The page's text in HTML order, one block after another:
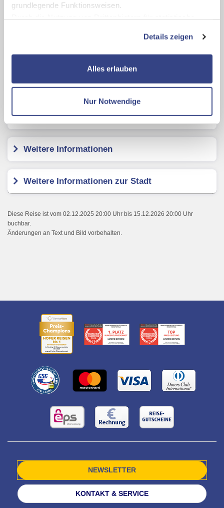
grundlegende Funktionsweisen.
zusätzliche Dienste bzw. Technologien von Drittanbietern
nutzen und uns sowie Dritten weitere Personalisierungen
ermöglichen, dabei kommt es auch zu Übermittlungen
Datenschutzseite
Mit Klick auf "Alles erlauben" stimmen Sie der
Verwendung der Cookies & Plugins auf unseren
Webseiten zu.
Details zeigen
Alles erlauben
Nur Notwendige
Zoo Hellbrunn Salzburg
harry´s home Salzburg
Kundenbewertungen
Weitere Informationen
Weitere Informationen zur Stadt
Diese Reise ist vom 02.12.2025 20:00 Uhr bis 15.12.2026 20:00 Uhr
buchbar.
Änderungen an Text und Bild vorbehalten.
NEWSLETTER
KONTAKT & SERVICE